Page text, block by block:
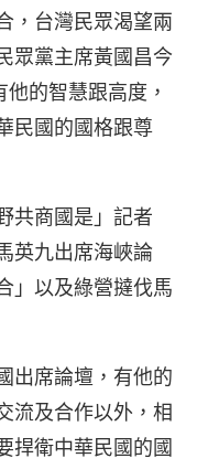
，台灣民眾渴望兩
眾黨主席黃國昌今
的智慧跟高度，
民國的國格跟尊
共商國是」記者
英九出席海峽論
」以及綠營撻伐馬
出席論壇，有他的
流及合作以外，相
捍衛中華民國的國